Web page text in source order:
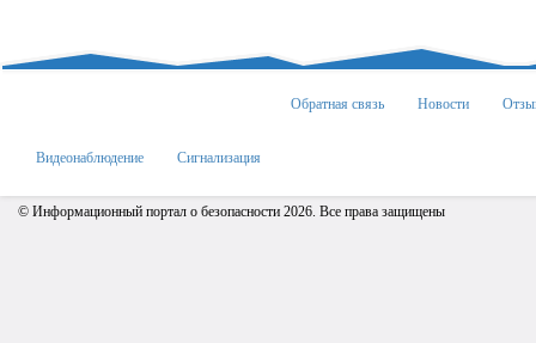
Обратная связь Новости
Видеонаблюдение Сигнализация
© Информационный портал о безопасности 2026. Все права защищены